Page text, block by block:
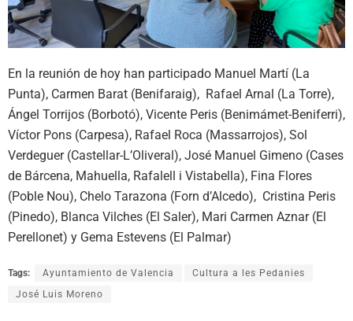
En la reunión de hoy han participado Manuel Martí (La
Punta), Carmen Barat (Benifaraig), Rafael Arnal (La Torre),
Ángel Torrijos (Borbotó), Vicente Peris (Benimámet-Beniferri),
Víctor Pons (Carpesa), Rafael Roca (Massarrojos), Sol
Verdeguer (Castellar-L’Oliveral), José Manuel Gimeno (Cases
de Bárcena, Mahuella, Rafalell i Vistabella), Fina Flores
(Poble Nou), Chelo Tarazona (Forn d’Alcedo), Cristina Peris
(Pinedo), Blanca Vilches (El Saler), Mari Carmen Aznar (El
Perellonet) y Gema Estevens (El Palmar)
Tags: Ayuntamiento de Valencia
Cultura a les Pedanies
José Luis Moreno